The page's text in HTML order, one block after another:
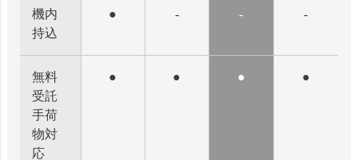
機内
持込
● - - -
無料
受託
手荷
物対
応
● ● ● ●